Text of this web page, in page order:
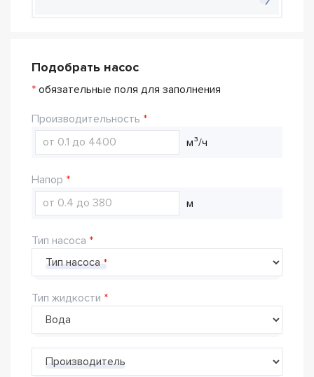
Подобрать насос
* обязательные поля для заполнения
Производительность
м³/ч
Напор
м
Тип насоса
Тип насоса
Тип жидкости
Производитель